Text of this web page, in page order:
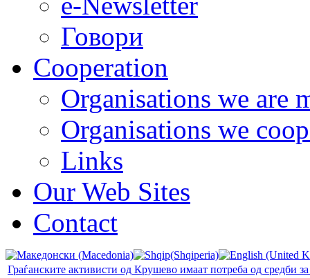
Говори
Cooperation
Organisations we are
Organisations we
Links
Our Web Sites
Contact
Граѓанските активисти од Крушево имаат потреба од средби